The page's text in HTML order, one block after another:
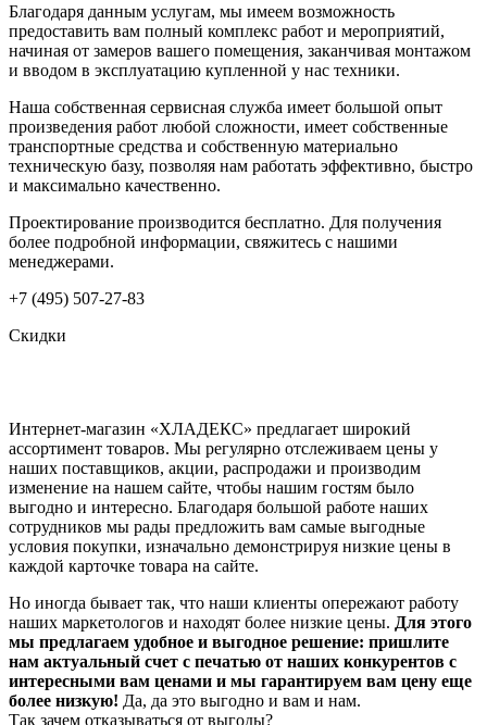
Благодаря данным услугам, мы имеем возможность
предоставить вам полный комплекс работ и мероприятий,
начиная от замеров вашего помещения, заканчивая монтажом
и вводом в эксплуатацию купленной у нас техники.
Наша собственная сервисная служба имеет большой опыт
произведения работ любой сложности, имеет собственные
транспортные средства и собственную материально
техническую базу, позволяя нам работать эффективно, быстро
и максимально качественно.
Проектирование производится бесплатно. Для получения
более подробной информации, свяжитесь с нашими
менеджерами.
+7 (495) 507-27-83
Скидки
Интернет-магазин «ХЛАДЕКС» предлагает широкий
ассортимент товаров. Мы регулярно отслеживаем цены у
наших поставщиков, акции, распродажи и производим
изменение на нашем сайте, чтобы нашим гостям было
выгодно и интересно. Благодаря большой работе наших
сотрудников мы рады предложить вам самые выгодные
условия покупки, изначально демонстрируя низкие цены в
каждой карточке товара на сайте.
Но иногда бывает так, что наши клиенты опережают работу
наших маркетологов и находят более низкие цены. Для этого
мы предлагаем удобное и выгодное решение: пришлите
нам актуальный счет с печатью от наших конкурентов с
интересными вам ценами и мы гарантируем вам цену еще
более низкую! Да, да это выгодно и вам и нам.
Так зачем отказываться от выгоды?